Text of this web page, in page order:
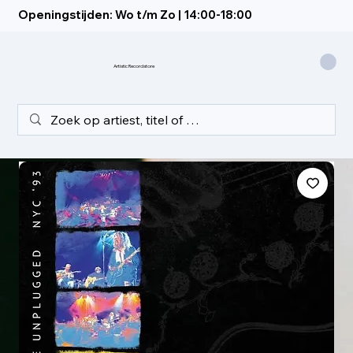
Openingstijden: Wo t/m Zo | 14:00-18:00
Artistic Recordstore